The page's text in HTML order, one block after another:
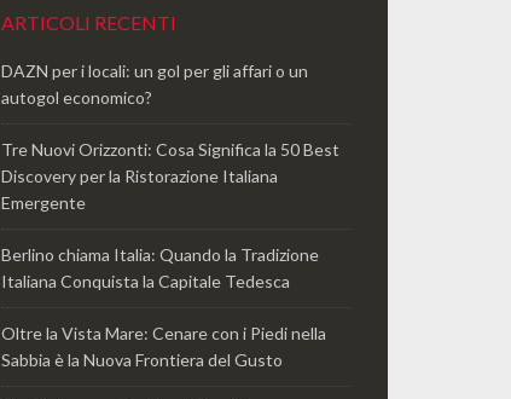
ARTICOLI RECENTI
DAZN per i locali: un gol per gli affari o un
autogol economico?
Tre Nuovi Orizzonti: Cosa Significa la 50 Best
Discovery per la Ristorazione Italiana
Emergente
Berlino chiama Italia: Quando la Tradizione
Italiana Conquista la Capitale Tedesca
Oltre la Vista Mare: Cenare con i Piedi nella
Sabbia è la Nuova Frontiera del Gusto